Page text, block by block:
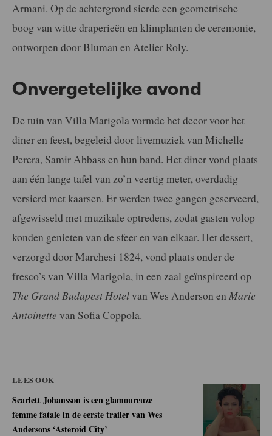
Armani. Op de achtergrond sierde een geometrische
boog van witte draperieën en klimplanten de ceremonie,
ontworpen door Bluman en Atelier Roly.
Onvergetelijke avond
De tuin van Villa Marigola vormde het decor voor het
diner en feest, begeleid door livemuziek van Michelle
Perera, Samir Abbass en hun band. Het diner vond plaats
aan één lange tafel van zo’n veertig meter, overdadig
versierd met kaarsen. Er werden twee gangen geserveerd,
afgewisseld met muzikale optredens, zodat gasten volop
konden genieten van de sfeer en van elkaar. Het dessert,
verzorgd door Marchesi 1824, vond plaats onder de
fresco’s van Villa Marigola, in een zaal geïnspireerd op
The Grand Budapest Hotelvan Wes Anderson en Marie
Antoinette van Sofia Coppola.
LEES OOK
Scarlett Johansson is een glamoureuze
femme fatale in de eerste trailer van Wes
Andersons ‘Asteroid City’